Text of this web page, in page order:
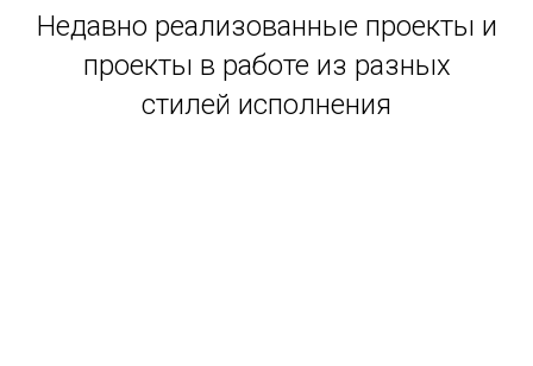
Недавно реализованные проекты и
проекты в работе из разных
стилей исполнения